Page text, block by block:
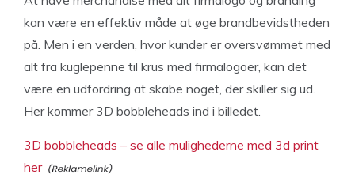
kan være en effektiv måde at øge brandbevidstheden
på. Men i en verden, hvor kunder er oversvømmet med
alt fra kuglepenne til krus med firmalogoer, kan det
være en udfordring at skabe noget, der skiller sig ud.
Her kommer 3D bobbleheads ind i billedet.
3D bobbleheads – se alle mulighederne med 3d print
her